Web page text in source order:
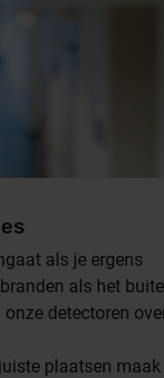
als je ergens
als het
detectoren
plaatsen maak